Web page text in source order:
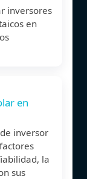
inversores
en
en
inversor
la
sus